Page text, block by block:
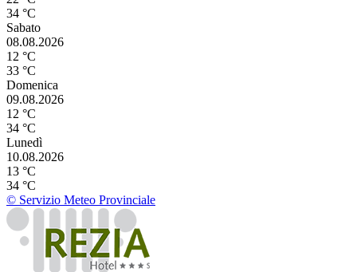
34 °C
Sabato
08.08.2026
12 °C
33 °C
Domenica
09.08.2026
12 °C
34 °C
Lunedì
10.08.2026
13 °C
34 °C
© Servizio Meteo Provinciale